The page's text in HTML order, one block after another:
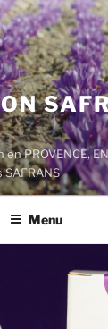
PROVENCE,
Menu